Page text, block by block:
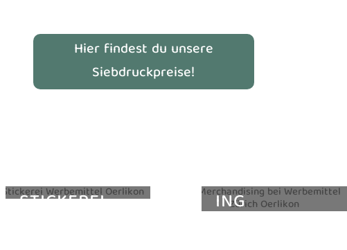
Hier findest du unsere
Siebdruckpreise!
STICKEREI
MERCHANDIS
ING